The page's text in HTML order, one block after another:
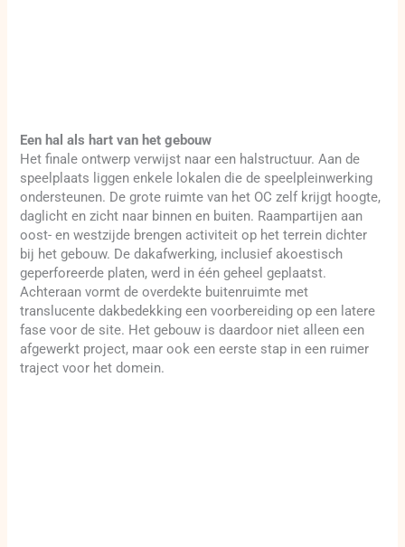
Een hal als hart van het gebouw
Het finale ontwerp verwijst naar een halstructuur. Aan de
speelplaats liggen enkele lokalen die de speelpleinwerking
ondersteunen. De grote ruimte van het OC zelf krijgt hoogte,
daglicht en zicht naar binnen en buiten. Raampartijen aan
oost- en westzijde brengen activiteit op het terrein dichter
bij het gebouw. De dakafwerking, inclusief akoestisch
geperforeerde platen, werd in één geheel geplaatst.
Achteraan vormt de overdekte buitenruimte met
translucente dakbedekking een voorbereiding op een latere
fase voor de site. Het gebouw is daardoor niet alleen een
afgewerkt project, maar ook een eerste stap in een ruimer
traject voor het domein.